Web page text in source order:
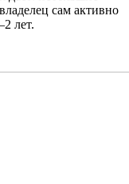
сам активно
лет.